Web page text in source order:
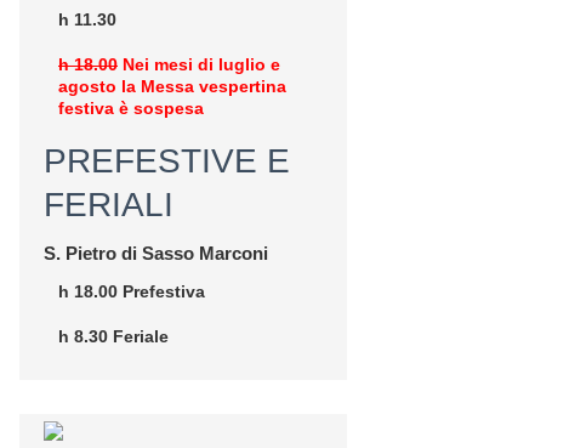
h 11.30
h 18.00 Nei mesi di luglio e
agosto la Messa vespertina
festiva è sospesa
PREFESTIVE E
FERIALI
S. Pietro di Sasso Marconi
h 18.00 Prefestiva
h 8.30 Feriale